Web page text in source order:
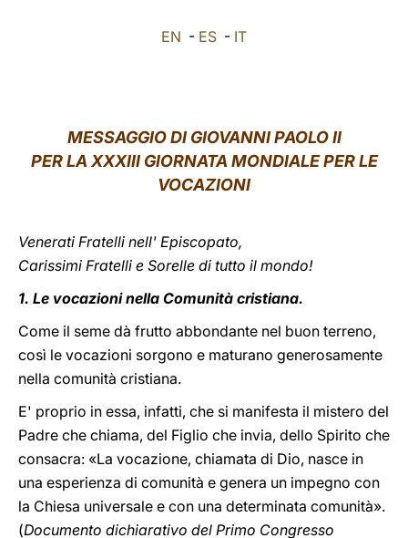
EN - ES - IT
MESSAGGIO DI GIOVANNI PAOLO II
PER LA XXXIII GIORNATA MONDIALE PER LE
VOCAZIONI
Venerati Fratelli nell' Episcopato,
Carissimi Fratelli e Sorelle di tutto il mondo!
1. Le vocazioni nella Comunità cristiana.
Come il seme dà frutto abbondante nel buon terreno,
così le vocazioni sorgono e maturano generosamente
nella comunità cristiana.
E' proprio in essa, infatti, che si manifesta il mistero del
Padre che chiama, del Figlio che invia, dello Spirito che
consacra: «La vocazione, chiamata di Dio, nasce in
una esperienza di comunità e genera un impegno con
la Chiesa universale e con una determinata comunità».
(Documento dichiarativo del Primo Congresso